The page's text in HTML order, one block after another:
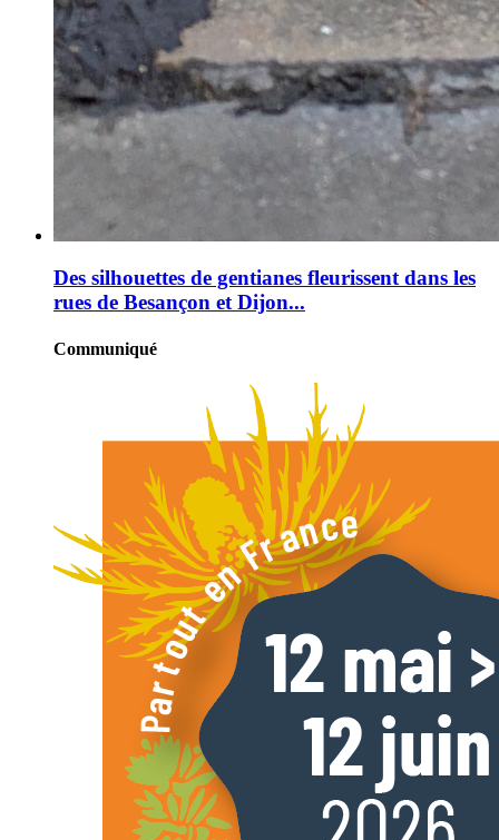
Des silhouettes de gentianes fleurissent dans les
rues de Besançon et Dijon...
Communiqué